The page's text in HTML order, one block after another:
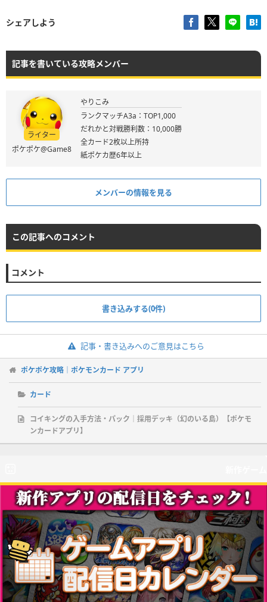
シェアしよう
記事を書いている攻略メンバー
ライター
ポケポケ@Game8
やりこみ
ランクマッチA3a：TOP1,000
だれかと対戦勝利数：10,000勝
全カード2枚以上所持
紙ポケカ歴6年以上
メンバーの情報を見る
この記事へのコメント
コメント
書き込みする(0件)
記事・書き込みへのご意見はこちら
ポケポケ攻略｜ポケモンカード アプリ
カード
コイキングの入手方法・パック｜採用デッキ（幻のいる島）【ポケモ
ンカードアプリ】